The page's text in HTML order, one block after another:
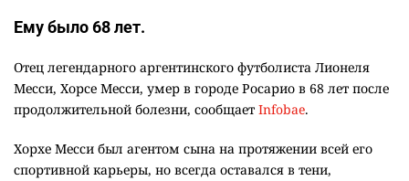
Ему было 68 лет.
Отец легендарного аргентинского футболиста Лионеля
Месси, Хорсе Месси, умер в городе Росарио в 68 лет после
продолжительной болезни, сообщает Infobae.
Хорхе Месси был агентом сына на протяжении всей его
спортивной карьеры, но всегда оставался в тени,